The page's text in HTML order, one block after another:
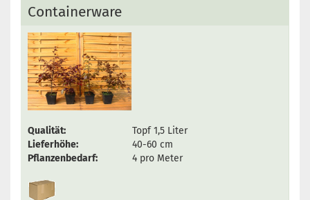
Containerware
Qualität:
Topf 1,5 Liter
Lieferhöhe:
40-60 cm
Pflanzenbedarf:
4 pro Meter